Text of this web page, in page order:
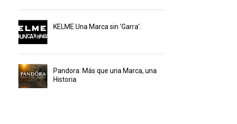
KELME.Una Marca sin 'Garra'.
Pandora: Más que una Marca, una
Historia